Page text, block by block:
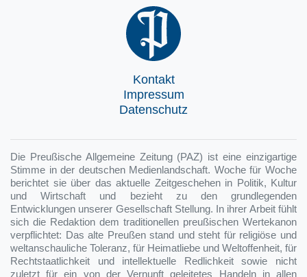
Kontakt
Impressum
Datenschutz
Die Preußische Allgemeine Zeitung (PAZ) ist eine einzigartige
Stimme in der deutschen Medienlandschaft. Woche für Woche
berichtet sie über das aktuelle Zeitgeschehen in Politik, Kultur
und Wirtschaft und bezieht zu den grundlegenden
Entwicklungen unserer Gesellschaft Stellung. In ihrer Arbeit fühlt
sich die Redaktion dem traditionellen preußischen Wertekanon
verpflichtet: Das alte Preußen stand und steht für religiöse und
weltanschauliche Toleranz, für Heimatliebe und Weltoffenheit, für
Rechtstaatlichkeit und intellektuelle Redlichkeit sowie nicht
zuletzt für ein von der Vernunft geleitetes Handeln in allen